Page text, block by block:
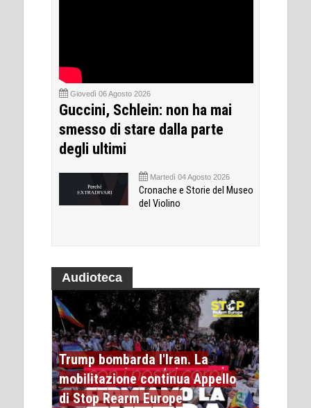
Giovedì 06 Agosto 2026
Guccini, Schlein: non ha mai
smesso di stare dalla parte
degli ultimi
Martedì 04 Agosto 2026
Cronache e Storie del Museo
del Violino
Audioteca
Trump bombarda l'Iran. La
mobilitazione continua Appello
di Stop Rearm Europe